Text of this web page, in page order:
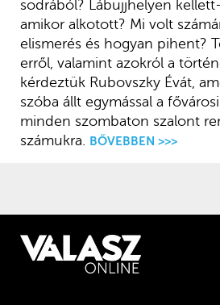
sodrából? Lábujjhelyen
amikor alkotott? Mi volt
elismerés és hogyan pihent?
erről, valamint azokról a
kérdeztük Rubovszky Évát,
szóba állt egymással a
minden szombaton szalont
számukra. BŐVEBBEN >>>